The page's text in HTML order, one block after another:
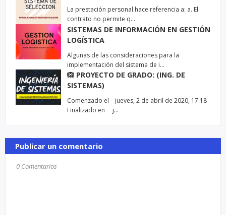
La prestación personal hace referencia a: a. El
contrato no permite q…
SISTEMAS DE INFORMACIÓN EN GESTIÓN
LOGÍSTICA
Algunas de las consideraciones para la
implementación del sistema de i…
🙉 PROYECTO DE GRADO: (ING. DE
SISTEMAS)
Comenzado el jueves, 2 de abril de 2020, 17:18
Finalizado en j…
Publicar un comentario
0 Comentarios